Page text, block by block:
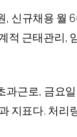
신규채용 월
적 근태관리,
근로, 금요
지표다. 처리